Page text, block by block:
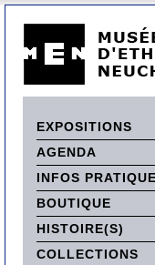
EXPOSITIONS
AGENDA
INFOS
BOUTIQUE
HISTOIRE(S)
COLLECTIONS